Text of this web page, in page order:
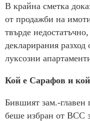
В крайна сметка
от продажби на
твърде
декларирания
луксозни
Кой е Сарафов и
Бившият зам.-главен
беше избран от ВСС